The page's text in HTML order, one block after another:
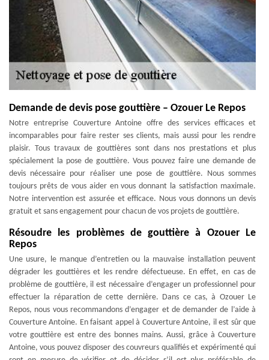
Demande de devis pose gouttière – Ozouer Le Repos
Notre entreprise Couverture Antoine offre des services efficaces et
incomparables pour faire rester ses clients, mais aussi pour les rendre
plaisir. Tous travaux de gouttières sont dans nos prestations et plus
spécialement la pose de gouttière. Vous pouvez faire une demande de
devis nécessaire pour réaliser une pose de gouttière. Nous sommes
toujours prêts de vous aider en vous donnant la satisfaction maximale.
Notre intervention est assurée et efficace. Nous vous donnons un devis
gratuit et sans engagement pour chacun de vos projets de gouttière.
Résoudre les problèmes de gouttière à Ozouer Le
Repos
Une usure, le manque d’entretien ou la mauvaise installation peuvent
dégrader les gouttières et les rendre défectueuse. En effet, en cas de
problème de gouttière, il est nécessaire d’engager un professionnel pour
effectuer la réparation de cette dernière. Dans ce cas, à Ozouer Le
Repos, nous vous recommandons d’engager et de demander de l’aide à
Couverture Antoine. En faisant appel à Couverture Antoine, il est sûr que
votre gouttière est entre des bonnes mains. Aussi, grâce à Couverture
Antoine, vous pouvez disposer des couvreurs qualifiés et expérimenté qui